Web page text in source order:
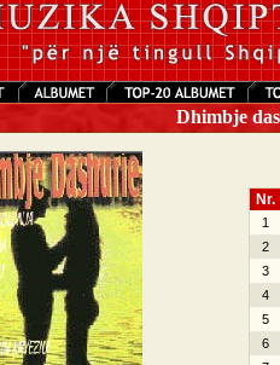
Dhimbje
Nr.
1
2
3
4
5
6